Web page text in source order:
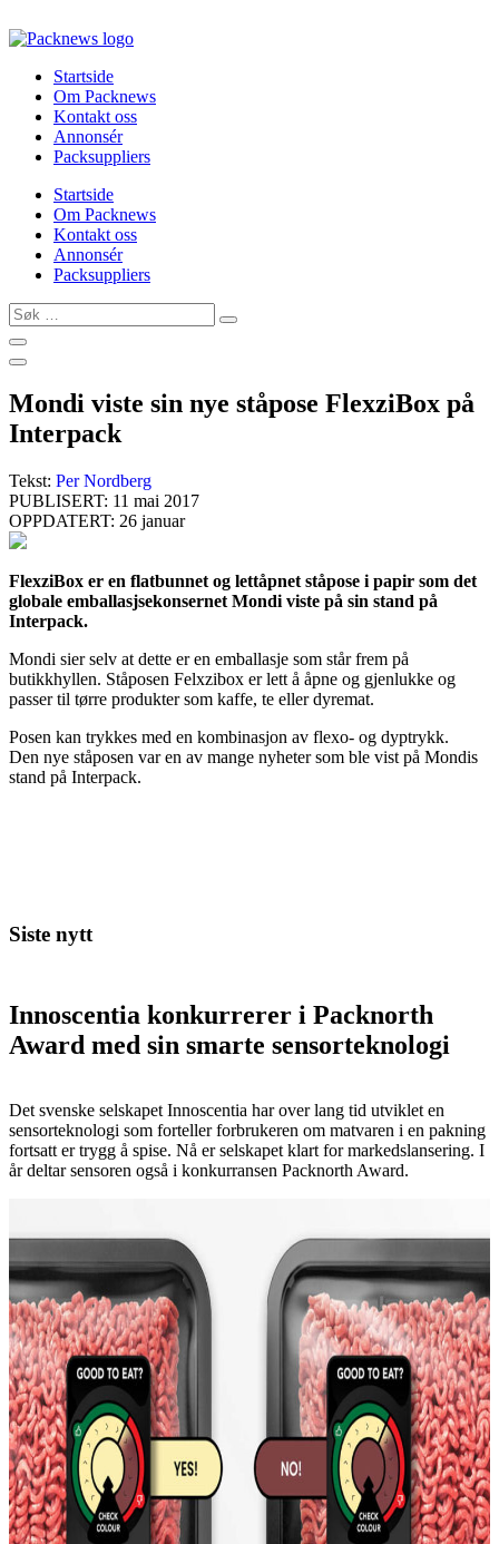
to
Startside
Om Packnews
Kontakt oss
Annonsér
Packsuppliers
Startside
Om Packnews
Kontakt oss
Annonsér
Packsuppliers
Søk
…
Mondi viste sin nye ståpose FlexziBox på
Interpack
Tekst: Per Nordberg
PUBLISERT: 11 mai 2017
OPPDATERT: 26 januar
FlexziBox er en flatbunnet og lettåpnet ståpose i papir som det
globale emballasjsekonsernet Mondi viste på sin stand på
Interpack.
Mondi sier selv at dette er en emballasje som står frem på
butikkhyllen. Ståposen Felxzibox er lett å åpne og gjenlukke og
passer til tørre produkter som kaffe, te eller dyremat.
Posen kan trykkes med en kombinasjon av flexo- og dyptrykk.
Den nye ståposen var en av mange nyheter som ble vist på Mondis
stand på Interpack.
Siste nytt
Innoscentia konkurrerer i Packnorth
Award med sin smarte sensorteknologi
Det svenske selskapet Innoscentia har over lang tid utviklet en
sensorteknologi som forteller forbrukeren om matvaren i en pakning
fortsatt er trygg å spise. Nå er selskapet klart for markedslansering. I
år deltar sensoren også i konkurransen Packnorth Award.